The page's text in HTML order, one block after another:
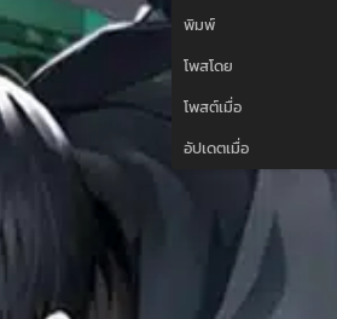
พิมพ์
โพสโดย
โพสต์เมื่อ
อัปเดตเมื่อ